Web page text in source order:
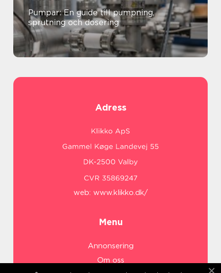
Pumpar: En guide till pumpning,
sprutning och dosering
Adress
web: www.klikko.dk/
Menu
Annonsering
Om oss